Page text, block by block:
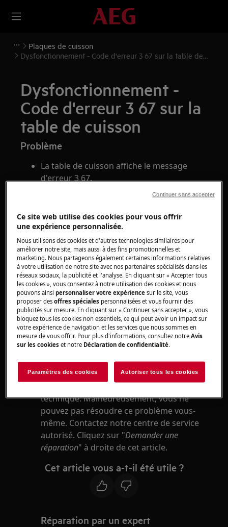
Plaques de cuisson
Dysfonctionnement - Code d'erreur 3 67 sur la table de
Dysfonctionnement -
Code d'erreur 3 67 sur la
table de cuisson
Problème
La table de cuisson affiche le message
d'erreur 3 67.
Table de cuisson à induction
Solution
Le message d'erreur 3 67 indique un
problème avec l'un des modules à
induction de la table de cuisson.
Le code d'erreur indique un défaut
technique. Malheureusement, vous ne
pouvez pas résoudre ce problème vous-
même. Contactez notre centre de service
autorisé. Cliquez sur "Demander une
réparation" à droite de cet article.
Cet article vous a-t-il été utile ?
Réparation par un expert
Ce site web utilise des cookies pour vous offrir
une expérience personnalisée.
Nous utilisons des cookies et d'autres technologies similaires pour
améliorer notre site, mais aussi à des fins promotionnelles et
marketing. Nous partageons également certaines informations relatives
à votre utilisation de notre site avec nos partenaires spécialisés dans les
réseaux sociaux, la publicité et l'analyse. En cliquant sur « Accepter tous
les cookies », vous consentez à notre utilisation des cookies et nous
pouvons ainsipersonnaliser votre expériencesur le site, vous
proposer desoffres spéciales personnalisées et vous fournir des
publicités sur mesure. En cliquant sur « Continuer sans accepter », vous
bloquez tous les cookies non essentiels, ce qui peut avoir un impact sur
votre expérience de navigation et les services que nous sommes en
mesure de vous offrir. Pour plus d'informations, consultez notreAvis
sur les cookies et notre Déclaration de confidentialité.
Paramètres des cookies Autoriser tous les cookies
Continuer sans accepter